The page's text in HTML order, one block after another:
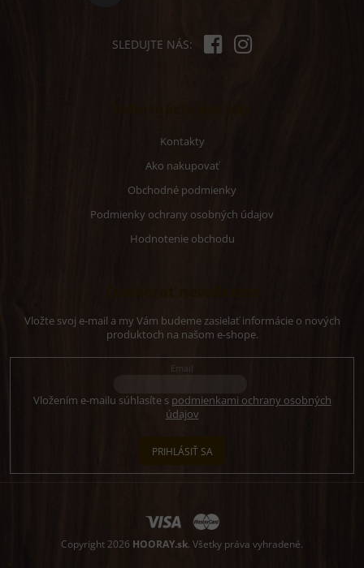
SLEDUJTE NÁS:
Kontakty
Ako nakupovať
Obchodné podmienky
Podmienky ochrany osobných údajov
Hodnotenie obchodu
Vložte svoj e-mail a my Vám budeme zasielať informácie o nových
produktoch na našom e-shope.
Email
Vložením e-mailu súhlasíte s podmienkami ochrany osobných
údajov
PRIHLÁSIŤ SA
Copyright 2026 HOORAY.sk. Všetky práva vyhradené.